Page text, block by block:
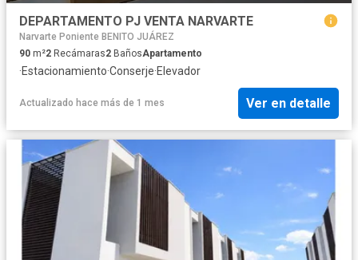
DEPARTAMENTO PJ VENTA NARVARTE
Narvarte Poniente BENITO JUÁREZ
90 m²2 Recámaras2 BañosApartamento
·Estacionamiento·Conserje·Elevador
Actualizado hace más de 1 mes Ver en detalle